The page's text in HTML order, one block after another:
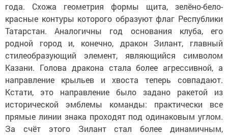
года. Схожа геометрия формы щита, зелёно-бело-
красные контуры которого образуют флаг Республики
Татарстан. Аналогичны год основания клуба, его
родной город и, конечно, дракон Зилант, главный
стилеобразующий элемент, являющийся символом
Казани. Голова дракона стала более агрессивной, а
направление крыльев и хвоста теперь совпадают.
Кстати, это направление было задано ракетой из
исторической эмблемы команды: практически все
прямые линии знака проходят под одинаковым углом.
За счёт этого Зилант стал более динамичным,